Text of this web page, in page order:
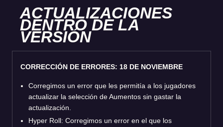
ACTUALIZACIONES
DENTRO DE LA
VERSIÓN
CORRECCIÓN DE ERRORES: 18 DE NOVIEMBRE
Corregimos un error que les permitía a los jugadores
actualizar la selección de Aumentos sin gastar la
actualización.
Hyper Roll: Corregimos un error en el que los